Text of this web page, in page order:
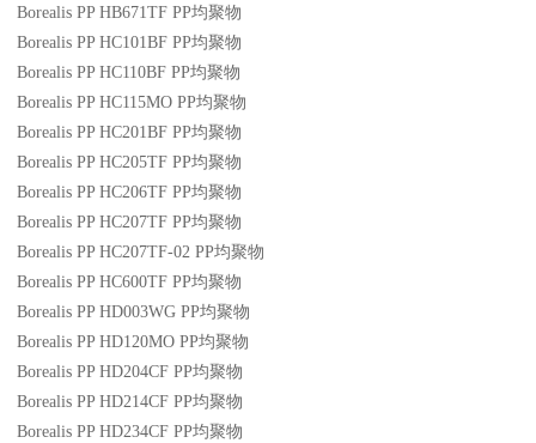
Borealis PP HB671TF PP均聚物
Borealis PP HC101BF PP均聚物
Borealis PP HC110BF PP均聚物
Borealis PP HC115MO PP均聚物
Borealis PP HC201BF PP均聚物
Borealis PP HC205TF PP均聚物
Borealis PP HC206TF PP均聚物
Borealis PP HC207TF PP均聚物
Borealis PP HC207TF-02 PP均聚物
Borealis PP HC600TF PP均聚物
Borealis PP HD003WG PP均聚物
Borealis PP HD120MO PP均聚物
Borealis PP HD204CF PP均聚物
Borealis PP HD214CF PP均聚物
Borealis PP HD234CF PP均聚物